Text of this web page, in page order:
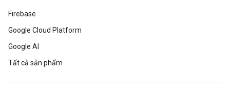
Firebase
Google Cloud Platform
Google AI
Tất cả sản phẩm